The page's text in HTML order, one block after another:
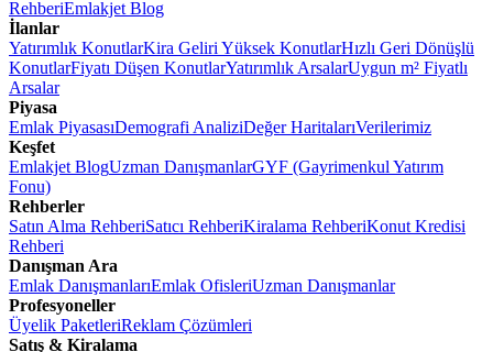
RehberiEmlakjet Blog
İlanlar
Yatırımlık KonutlarKira Geliri Yüksek KonutlarHızlı Geri Dönüşlü
KonutlarFiyatı Düşen KonutlarYatırımlık ArsalarUygun m² Fiyatlı
Arsalar
Piyasa
Emlak PiyasasıDemografi AnaliziDeğer HaritalarıVerilerimiz
Keşfet
Emlakjet BlogUzman DanışmanlarGYF (Gayrimenkul Yatırım
Fonu)
Rehberler
Satın Alma RehberiSatıcı RehberiKiralama RehberiKonut Kredisi
Rehberi
Danışman Ara
Emlak DanışmanlarıEmlak OfisleriUzman Danışmanlar
Profesyoneller
Üyelik PaketleriReklam Çözümleri
Satış & Kiralama